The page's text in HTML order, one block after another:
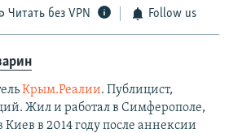
Читать без VPN Follow us
Крым.Реалии. Публицист,
Жил и работал в Симферополе,
Киев в 2014 году после аннексии